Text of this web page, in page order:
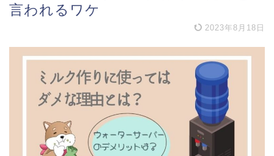
言われるワケ
2023年8月18日